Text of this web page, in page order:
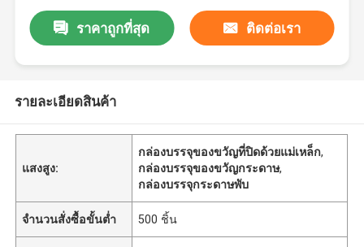
ราคาถูกที่สุด ติดต่อเรา
รายละเอียดสินค้า
แสงสูง:
กล่องบรรจุของขวัญที่ปิดด้วยแม่เหล็ก,
กล่องบรรจุของขวัญกระดาษ,
กล่องบรรจุกระดาษพับ
จำนวนสั่งซื้อขั้นต่ำ 500 ชิ้น